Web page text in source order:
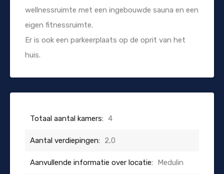
wellnessruimte met een ingebouwde sauna en een
eigen fitnessruimte.
Er is ook een parkeerplaats op de oprit van het
huis.
Totaal aantal kamers: 4
Aantal verdiepingen: 2,0
Aanvullende informatie over locatie: Medulin